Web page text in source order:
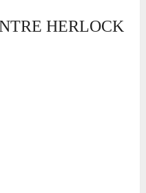
HERLOCK